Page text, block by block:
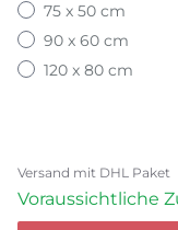
75 x 50 cm
90 x 60 cm
120 x 80 cm
Versand mit DHL Paket
Voraussichtliche